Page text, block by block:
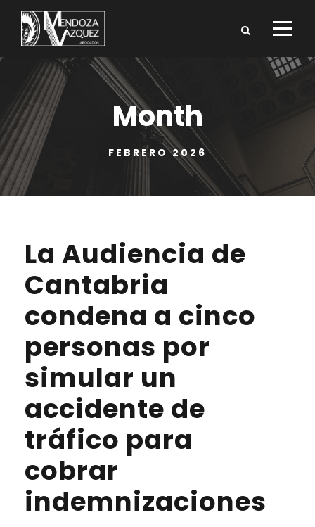
Month
FEBRERO 2026
La Audiencia de
Cantabria
condena a cinco
personas por
simular un
accidente de
tráfico para
cobrar
indemnizaciones